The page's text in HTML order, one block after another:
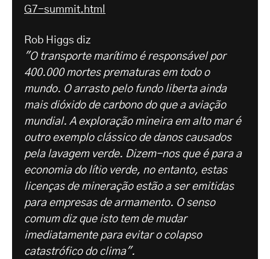
G7-summit.html
Rob Higgs diz
"O transporte marítimo é responsável por
400.000 mortes prematuras em todo o
mundo. O arrasto pelo fundo liberta ainda
mais dióxido de carbono do que a aviação
mundial. A exploração mineira em alto mar é
outro exemplo clássico de danos causados
pela lavagem verde. Dizem-nos que é para a
economia do lítio verde, no entanto, estas
licenças de mineração estão a ser emitidas
para empresas de armamento. O senso
comum diz que isto tem de mudar
imediatamente para evitar o colapso
catastrófico do clima".